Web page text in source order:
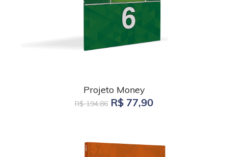
Projeto Money
R$ 194,86 R$ 77,90